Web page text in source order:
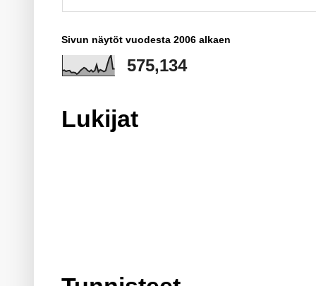
Sivun näytöt vuodesta 2006 alkaen
575,134
Lukijat